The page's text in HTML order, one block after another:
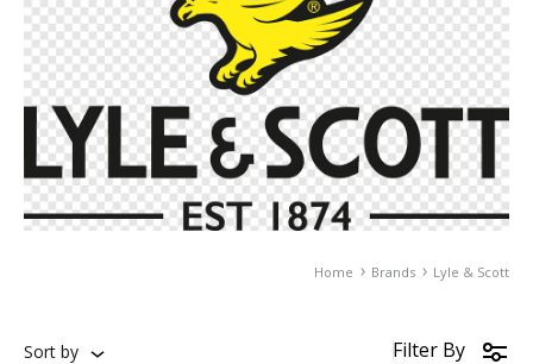
Home Brands Lyle & Scott
Sort by Filter By